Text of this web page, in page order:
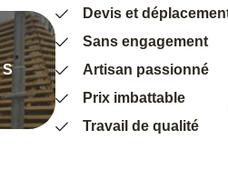
Devis et
Sans engagement
Artisan passionné
Prix imbattable
Travail de qualité